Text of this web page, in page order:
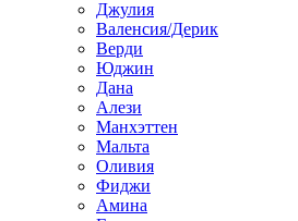
Джулия
Валенсия/Дерик
Верди
Юджин
Дана
Алези
Манхэттен
Мальта
Оливия
Фиджи
Амина